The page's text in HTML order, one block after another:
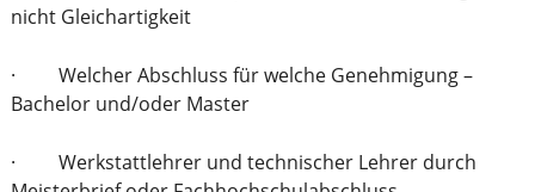
nicht Gleichartigkeit
· Welcher Abschluss für welche Genehmigung –
Bachelor und/oder Master
· Werkstattlehrer und technischer Lehrer durch